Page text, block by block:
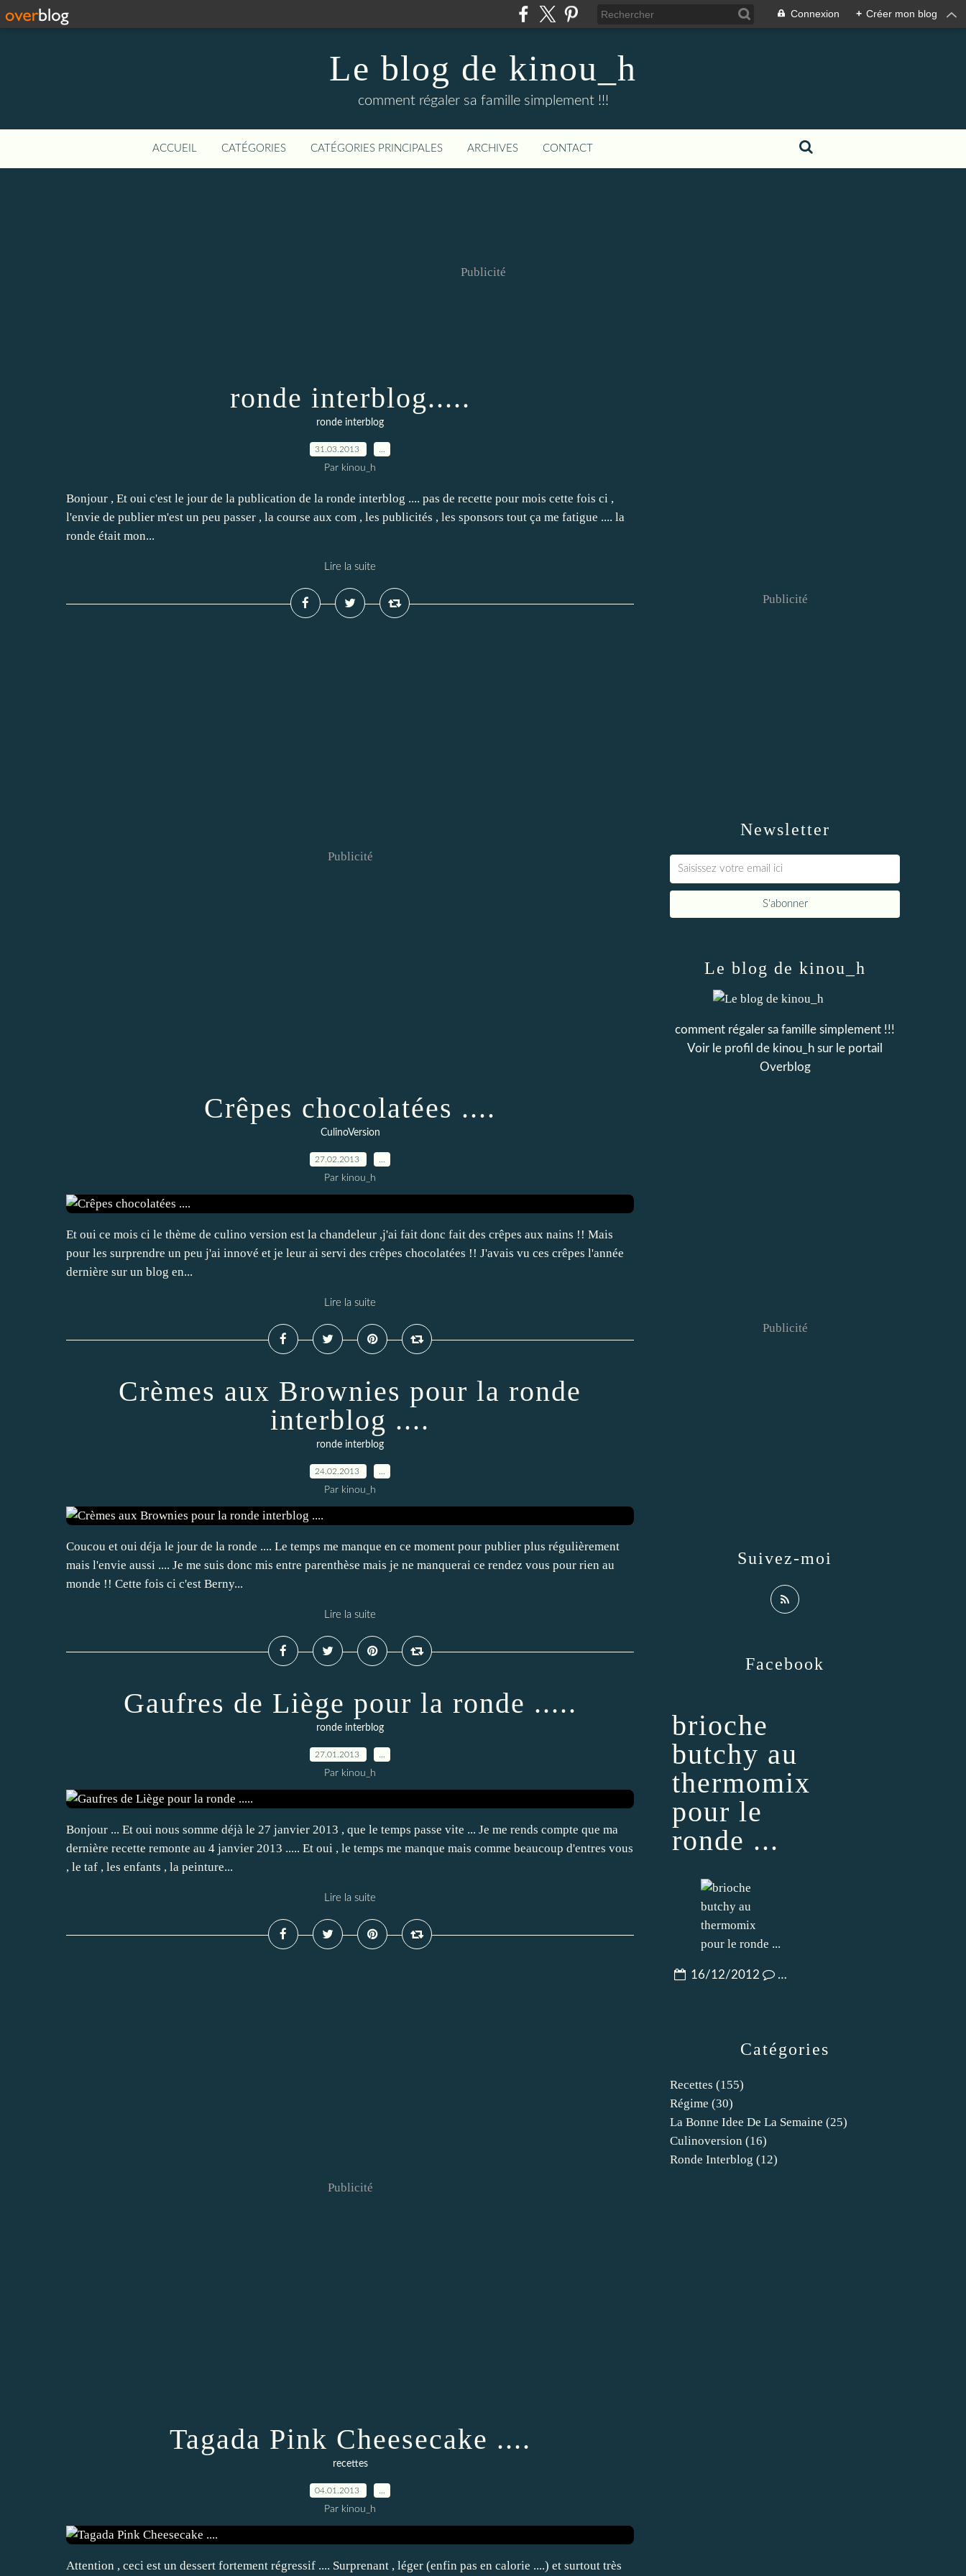
Connexion + Créer mon blog
Le blog de kinou_h
comment régaler sa famille simplement !!!
ACCUEIL CATÉGORIES CATÉGORIES PRINCIPALES ARCHIVES CONTACT
Publicité
ronde interblog.....
ronde interblog
31.03.2013
Par kinou_h
Bonjour , Et oui c'est le jour de la publication de la ronde interblog .... pas de recette pour mois cette fois ci ,
l'envie de publier m'est un peu passer , la course aux com , les publicités , les sponsors tout ça me fatigue .... la
ronde était mon...
Lire la suite
Publicité
Crêpes chocolatées ....
CulinoVersion
27.02.2013
Par kinou_h
Et oui ce mois ci le thème de culino version est la chandeleur ,j'ai fait donc fait des crêpes aux nains !! Mais
pour les surprendre un peu j'ai innové et je leur ai servi des crêpes chocolatées !! J'avais vu ces crêpes l'année
dernière sur un blog en...
Lire la suite
Crèmes aux Brownies pour la ronde
interblog ....
ronde interblog
24.02.2013
Par kinou_h
Coucou et oui déja le jour de la ronde .... Le temps me manque en ce moment pour publier plus régulièrement
mais l'envie aussi .... Je me suis donc mis entre parenthèse mais je ne manquerai ce rendez vous pour rien au
monde !! Cette fois ci c'est Berny...
Lire la suite
Gaufres de Liège pour la ronde .....
ronde interblog
27.01.2013
Par kinou_h
Bonjour ... Et oui nous somme déjà le 27 janvier 2013 , que le temps passe vite ... Je me rends compte que ma
dernière recette remonte au 4 janvier 2013 ..... Et oui , le temps me manque mais comme beaucoup d'entres vous
, le taf , les enfants , la peinture...
Lire la suite
Publicité
Tagada Pink Cheesecake ....
recettes
04.01.2013
Par kinou_h
Attention , ceci est un dessert fortement régressif .... Surprenant , léger (enfin pas en calorie ....) et surtout très
Newsletter
Publicité
Catégories
Recettes (155)
Régime (30)
La Bonne Idee De La Semaine (25)
Culinoversion (16)
Ronde Interblog (12)
Le blog de kinou_h
comment régaler sa famille simplement !!!
Voir le profil de kinou_h sur le portail
Overblog
Suivez-moi
Facebook
brioche
butchy au
thermomix
pour le
ronde ...
16/12/2012 …
Publicité